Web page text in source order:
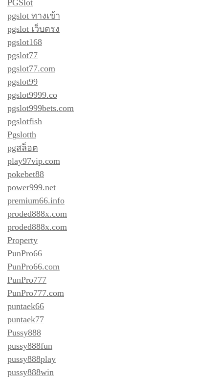
PGSlot
pgslot ทางเข้า
pgslot เว็บตรง
pgslot168
pgslot77
pgslot77.com
pgslot99
pgslot9999.co
pgslot999bets.com
pgslotfish
Pgslotth
pgสล็อต
play97vip.com
pokebet88
power999.net
premium66.info
proded888x.com
proded888x.com
Property
PunPro66
PunPro66.com
PunPro777
PunPro777.com
puntaek66
puntaek77
Pussy888
pussy888fun
pussy888play
pussy888win